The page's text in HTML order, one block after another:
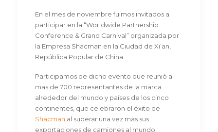
En el mes de noviembre fuimos invitados a
participar en la “Worldwide Partnership
Conference & Grand Carnival” organizada por
la Empresa Shacman en la Ciudad de Xi’an,
República Popular de China.
Participamos de dicho evento que reunió a
mas de 700 representantes de la marca
alrededor del mundo y países de los cinco
continentes, que celebraron el éxito de
Shacman al superar una vez mas sus
exportaciones de camiones al mundo,